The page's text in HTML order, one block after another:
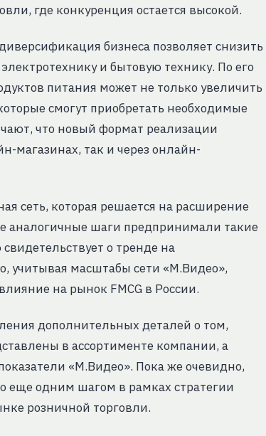
где конкуренция остается высокой.
бизнеса позволяет снизить
и бытовую технику. По его
питания может не только увеличить
смогут приобретать необходимые
что новый формат реализации
магазинах, так и через онлайн-
сеть, которая решается на расширение
аналогичные шаги предпринимали такие
о тренде на
учитывая масштабы сети «М.Видео»,
на рынок FMCG в России.
дополнительных деталей о том,
в ассортименте компании, а
«М.Видео». Пока же очевидно,
еще одним шагом в рамках стратегии
розничной торговли.